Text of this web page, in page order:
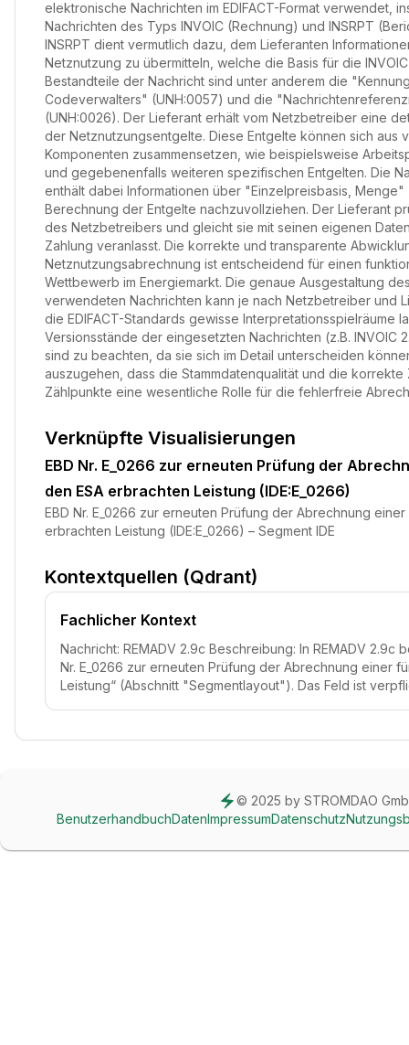
elektronische Nachrichten im EDIFACT-Format verwendet,
Nachrichten des Typs INVOIC (Rechnung) und INSRPT
INSRPT dient vermutlich dazu, dem Lieferanten
Netznutzung zu übermitteln, welche die Basis für die
Bestandteile der Nachricht sind unter anderem die
Codeverwalters" (UNH:0057) und die
(UNH:0026). Der Lieferant erhält vom Netzbetreiber eine
der Netznutzungsentgelte. Diese Entgelte können sich aus
Komponenten zusammensetzen, wie beispielsweise
und gegebenenfalls weiteren spezifischen Entgelten. Die
enthält dabei Informationen über "Einzelpreisbasis, Menge"
Berechnung der Entgelte nachzuvollziehen. Der Lieferant
des Netzbetreibers und gleicht sie mit seinen eigenen
Zahlung veranlasst. Die korrekte und transparente
Netznutzungsabrechnung ist entscheidend für einen
Wettbewerb im Energiemarkt. Die genaue Ausgestaltung
verwendeten Nachrichten kann je nach Netzbetreiber und
die EDIFACT-Standards gewisse Interpretationsspielräume
Versionsstände der eingesetzten Nachrichten (z.B. INVOIC
sind zu beachten, da sie sich im Detail unterscheiden
auszugehen, dass die Stammdatenqualität und die
Zählpunkte eine wesentliche Rolle für die fehlerfreie
Verknüpfte Visualisierungen
EBD Nr. E_0266 zur erneuten Prüfung der
den ESA erbrachten Leistung (IDE:E_0266)
EBD Nr. E_0266 zur erneuten Prüfung der Abrechnung einer
erbrachten Leistung (IDE:E_0266) – Segment IDE
Kontextquellen (Qdrant)
Fachlicher Kontext
Nachricht: REMADV 2.9c Beschreibung: In REMADV 2.9c
Nr. E_0266 zur erneuten Prüfung der Abrechnung einer
Leistung“ (Abschnitt "Segmentlayout"). Das Feld ist
© 2025 by STROMDAO
BenutzerhandbuchDatenImpressumDatenschutz